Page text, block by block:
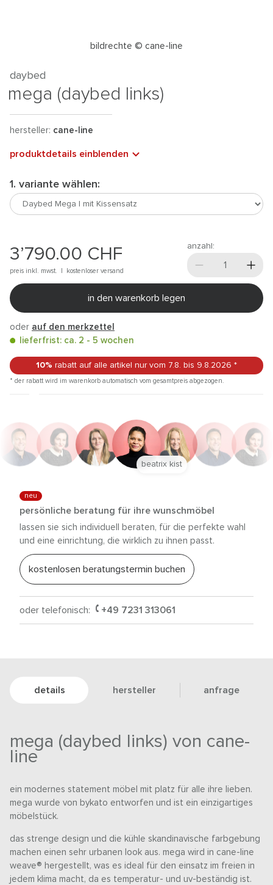
bildrechte © cane-line
daybed
mega (daybed links)
hersteller: cane-line
produktdetails einblenden
1. variante wählen:
3’790.00 CHF
preis inkl. mwst. | kostenloser versand
anzahl:
in den warenkorb legen
oder auf den merkzettel
lieferfrist: ca. 2 - 5 wochen
10% rabatt auf alle artikel nur vom 7.8. bis 9.8.2026 *
* der rabatt wird im warenkorb automatisch vom gesamtpreis abgezogen.
neu
persönliche beratung für ihre wunschmöbel
lassen sie sich individuell beraten, für die perfekte wahl
und eine einrichtung, die wirklich zu ihnen passt.
kostenlosen beratungstermin buchen
oder telefonisch: +49 7231 313061
beatrix kist
details hersteller anfrage
mega (daybed links) von cane-
line
ein modernes statement möbel mit platz für alle ihre lieben.
mega wurde von bykato entworfen und ist ein einzigartiges
möbelstück.
das strenge design und die kühle skandinavische farbgebung
machen einen sehr urbanen look aus. mega wird in cane-line
weave® hergestellt, was es ideal für den einsatz im freien in
jedem klima macht, da es temperatur- und uv-beständig ist.